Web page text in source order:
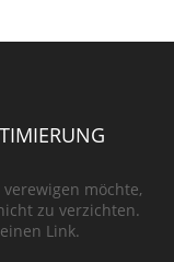
möchte,
zu verzichten.
Link.